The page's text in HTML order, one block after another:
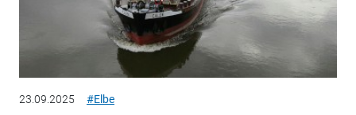
23.09.2025 #Elbe